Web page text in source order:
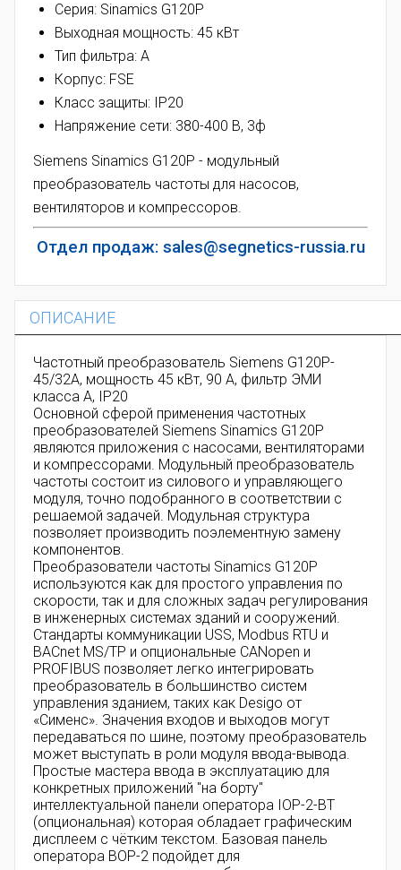
Серия: Sinamics G120P
Выходная мощность: 45 кВт
Тип фильтра: А
Корпус: FSE
Класс защиты: IP20
Напряжение сети: 380-400 В, 3ф
Siemens Sinamics G120P - модульный
преобразователь частоты для насосов,
вентиляторов и компрессоров.
Отдел продаж: sales@segnetics-russia.ru
ОПИСАНИЕ
Частотный преобразователь Siemens G120P-
45/32A, мощность 45 кВт, 90 А, фильтр ЭМИ
класса А, IP20
Основной сферой применения частотных
преобразователей Siemens Sinamics G120P
являются приложения с насосами, вентиляторами
и компрессорами. Модульный преобразователь
частоты состоит из силового и управляющего
модуля, точно подобранного в соответствии с
решаемой задачей. Модульная структура
позволяет производить поэлементную замену
компонентов.
Преобразователи частоты Sinamics G120P
используются как для простого управления по
скорости, так и для сложных задач регулирования
в инженерных системах зданий и сооружений.
Стандарты коммуникации USS, Modbus RTU и
BACnet MS/TP и опциональные CANopen и
PROFIBUS позволяет легко интегрировать
преобразователь в большинство систем
управления зданием, таких как Desigo от
«Сименс». Значения входов и выходов могут
передаваться по шине, поэтому преобразователь
может выступать в роли модуля ввода-вывода.
Простые мастера ввода в эксплуатацию для
конкретных приложений "на борту"
интеллектуальной панели оператора IOP-2-BT
(опциональная) которая обладает графическим
дисплеем с чётким текстом. Базовая панель
оператора BOP-2 подойдет для